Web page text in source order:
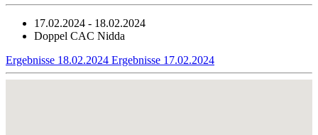
17.02.2024 - 18.02.2024
Doppel CAC Nidda
Ergebnisse 18.02.2024 Ergebnisse 17.02.2024